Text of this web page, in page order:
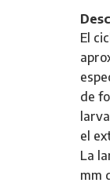
El
de
el
La
mm